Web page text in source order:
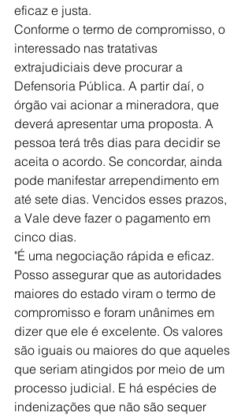
eficaz e justa.
Conforme o termo de compromisso, o
interessado nas tratativas
extrajudiciais deve procurar a
Defensoria Pública. A partir daí, o
órgão vai acionar a mineradora, que
deverá apresentar uma proposta. A
pessoa terá três dias para decidir se
aceita o acordo. Se concordar, ainda
pode manifestar arrependimento em
até sete dias. Vencidos esses prazos,
a Vale deve fazer o pagamento em
cinco dias.
"É uma negociação rápida e eficaz.
Posso assegurar que as autoridades
maiores do estado viram o termo de
compromisso e foram unânimes em
dizer que ele é excelente. Os valores
são iguais ou maiores do que aqueles
que seriam atingidos por meio de um
processo judicial. E há espécies de
indenizações que não são sequer